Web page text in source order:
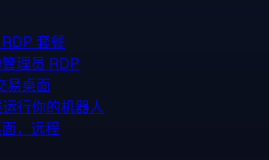
套餐
理员 RDP
易桌面
行你的机器人
，远程